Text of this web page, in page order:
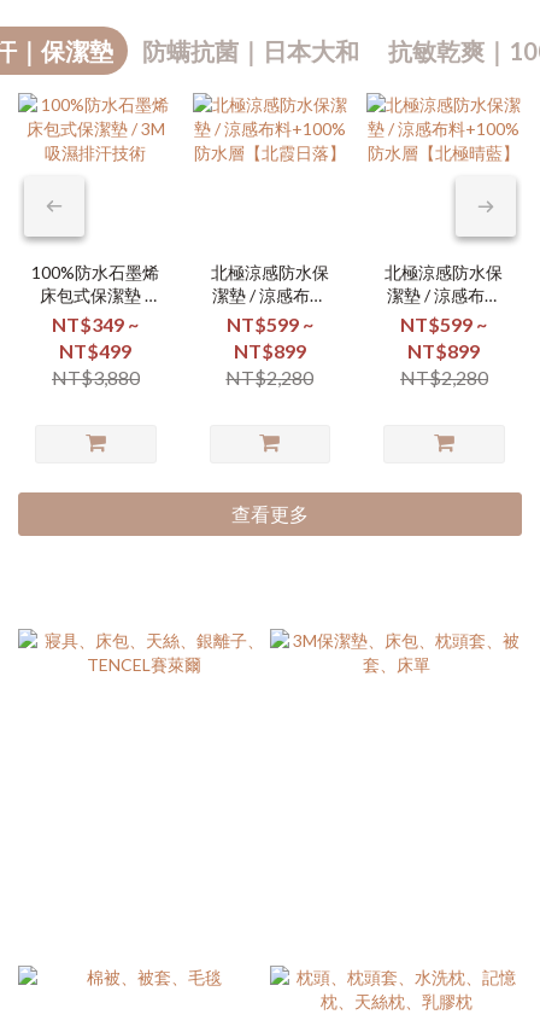
｜保潔墊 防螨抗菌｜日本大和 抗敏乾爽｜
100%防水石墨烯
床包式保潔墊 /
3M吸濕排汗技術
NT$349 ~
NT$499
NT$3,880
北極涼感防水保
潔墊 / 涼感布料
+100%防水層
【北霞日落】
NT$599 ~
NT$899
NT$2,280
北極涼感防水保
潔墊 / 涼感布料
+100%防水層
【北極晴藍】
NT$599 ~
NT$899
NT$2,280
查看更多